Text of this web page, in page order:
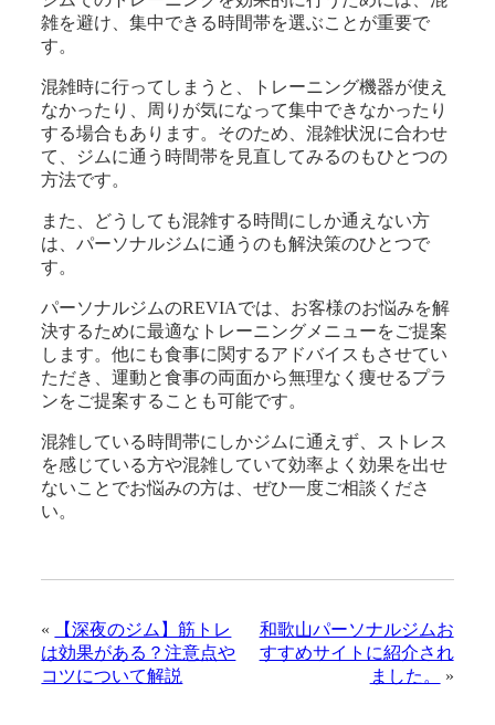
雑を避け、集中できる時間帯を選ぶことが重要で
す。
混雑時に行ってしまうと、トレーニング機器が使え
なかったり、周りが気になって集中できなかったり
する場合もあります。そのため、混雑状況に合わせ
て、ジムに通う時間帯を見直してみるのもひとつの
方法です。
また、どうしても混雑する時間にしか通えない方
は、パーソナルジムに通うのも解決策のひとつで
す。
パーソナルジムのREVIAでは、お客様のお悩みを解
決するために最適なトレーニングメニューをご提案
します。他にも食事に関するアドバイスもさせてい
ただき、運動と食事の両面から無理なく痩せるプラ
ンをご提案することも可能です。
混雑している時間帯にしかジムに通えず、ストレス
を感じている方や混雑していて効率よく効果を出せ
ないことでお悩みの方は、ぜひ一度ご相談くださ
い。
«
【深夜のジム】筋トレ
は効果がある？注意点や
コツについて解説
和歌山パーソナルジムお
すすめサイトに紹介され
ました。
»